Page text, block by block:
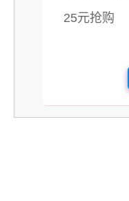
25元抢购